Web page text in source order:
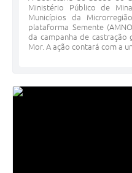
Ministério Público de
Municípios da
plataforma Semente
da campanha de castração
Mor. A ação contará com a